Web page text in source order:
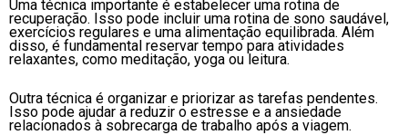
Uma técnica importante é estabelecer uma rotina de
recuperação. Isso pode incluir uma rotina de sono saudável,
exercícios regulares e uma alimentação equilibrada. Além
disso, é fundamental reservar tempo para atividades
relaxantes, como meditação, yoga ou leitura.
Outra técnica é organizar e priorizar as tarefas pendentes.
Isso pode ajudar a reduzir o estresse e a ansiedade
relacionados à sobrecarga de trabalho após a viagem.